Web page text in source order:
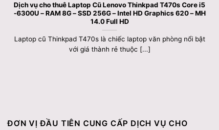
Dịch vụ cho thuê Laptop Cũ Lenovo Thinkpad T470s Core i5
-6300U – RAM 8G – SSD 256G – Intel HD Graphics 620 – MH
14.0 Full HD
Laptop cũ Thinkpad T470s là chiếc laptop văn phòng nổi bật
với giá thành rẻ thuộc [...]
ĐƠN VỊ ĐẦU TIÊN CUNG CẤP DỊCH VỤ CHO